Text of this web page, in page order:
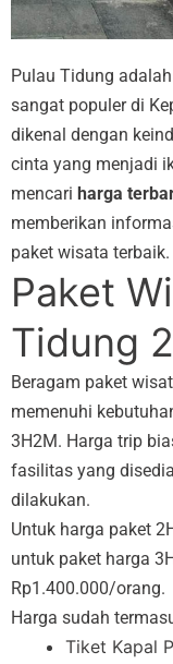
Pulau Tidung
sangat populer di
dikenal dengan
cinta yang menjadi
mencari harga
memberikan
paket wisata terbaik.
Paket
Tidung
Beragam paket
memenuhi
3H2M. Harga trip
fasilitas yang
dilakukan.
Untuk harga paket
untuk paket harga
Rp1.400.000/orang.
Harga sudah
Tiket Kapal